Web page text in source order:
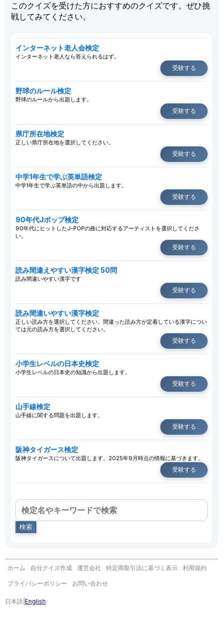
このクイズを受けた方におすすめのクイズです。ぜひ挑
戦してみてください。
インターネット老人会検定
インターネット老人なら答えられるはず。
受験する
野球のルール検定
野球のルールから出題します。
受験する
県庁所在地検定
正しい県庁所在地を選択してください。
受験する
中学1年生で学ぶ英単語検定
中学1年生で学ぶ英単語の中から出題します。
受験する
90年代Jポップ検定
90年代にヒットしたJ-POPの曲に対応するアーティストを選択してくださ
い。
受験する
読み間違えやすい漢字検定 50問
読み間違いやすい漢字です
受験する
読み間違いやすい漢字検定
正しい読み方を選択してください。間違った読み方が定着している漢字につい
ては元の読み方を選択してください。
受験する
小学生レベルの日本史検定
小学生レベルの日本史の知識から出題します。
受験する
山手線検定
山手線に関する問題を出題します。
受験する
阪神タイガース検定
阪神タイガースについて出題します。2025年9月時点の情報に基づきます。
受験する
検索
ホーム 自分クイズ作成 運営会社 特定商取引法に基づく表示 利用規約
プライバシーポリシー お問い合わせ
日本語 English